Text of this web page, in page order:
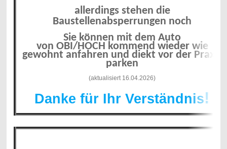
allerdings stehen die
Baustellenabsperrungen noch
Sie können mit dem Auto
von OBI/HOCH kommend wieder wie
gewohnt anfahren unddiekt vor der Praxis
parken
(aktualisiert 16.04.2026)
Danke für Ihr Verständnis!